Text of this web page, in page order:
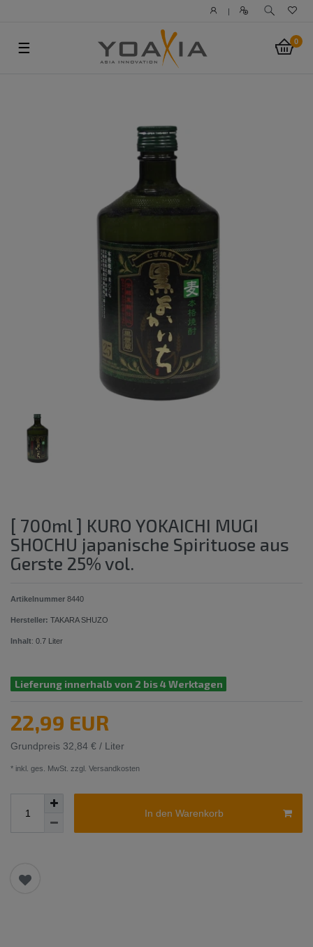
|
0
☰
[ 700ml ] KURO YOKAICHI MUGI
SHOCHU japanische Spirituose aus
Gerste 25% vol.
Artikelnummer 8440
Hersteller: TAKARA SHUZO
Inhalt: 0.7 Liter
Lieferung innerhalb von 2 bis 4 Werktagen
22,99 EUR
Grundpreis 32,84 € / Liter
* inkl. ges. MwSt. zzgl. Versandkosten
In den Warenkorb